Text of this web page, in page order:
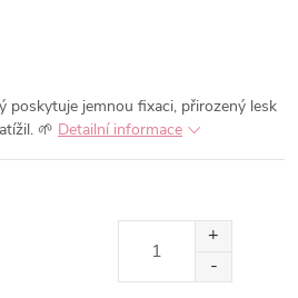
poskytuje jemnou fixaci, přirozený lesk
🌱 Detailní informace